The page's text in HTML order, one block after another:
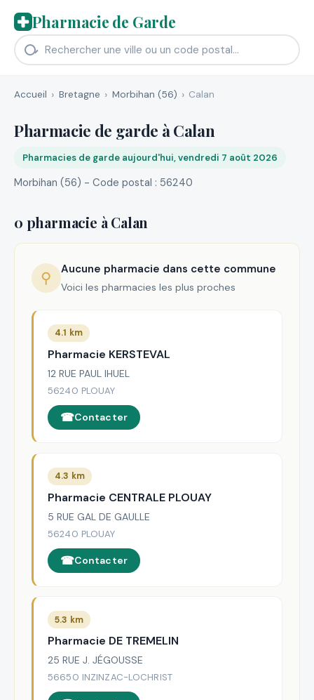
Pharmacie de Garde
Accueil Bretagne Morbihan (56) Calan
Pharmacie de garde à Calan
Pharmacies de garde aujourd'hui, vendredi 7 août 2026
Morbihan (56) - Code postal : 56240
0 pharmacie à Calan
⚲ Aucune pharmacie dans cette commune
Voici les pharmacies les plus proches
4.1 km
Pharmacie KERSTEVAL
12 RUE PAUL IHUEL
56240 PLOUAY
Contacter
4.3 km
Pharmacie CENTRALE PLOUAY
5 RUE GAL DE GAULLE
56240 PLOUAY
Contacter
5.3 km
Pharmacie DE TREMELIN
25 RUE J. JÉGOUSSE
56650 INZINZAC-LOCHRIST